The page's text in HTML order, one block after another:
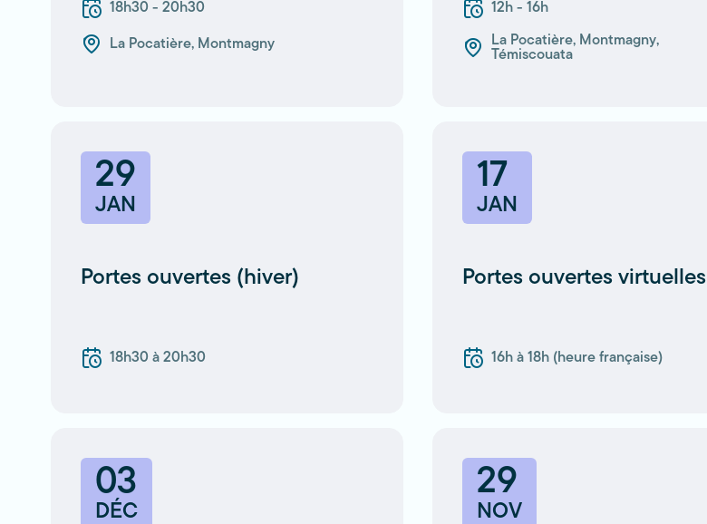
18h30 - 20h30
La Pocatière, Montmagny
12h - 16h
La Pocatière, Montmagny,
Témiscouata
29
JAN
Portes ouvertes (hiver)
18h30 à 20h30
17
JAN
Portes ouvertes virtuelles
16h à 18h (heure française)
03
DÉC
29
NOV